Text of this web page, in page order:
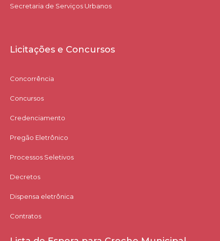
Secretaria de Serviços Urbanos
Licitações e Concursos
Concorrência
Concursos
Credenciamento
Pregão Eletrônico
Processos Seletivos
Decretos
Dispensa eletrônica
Contratos